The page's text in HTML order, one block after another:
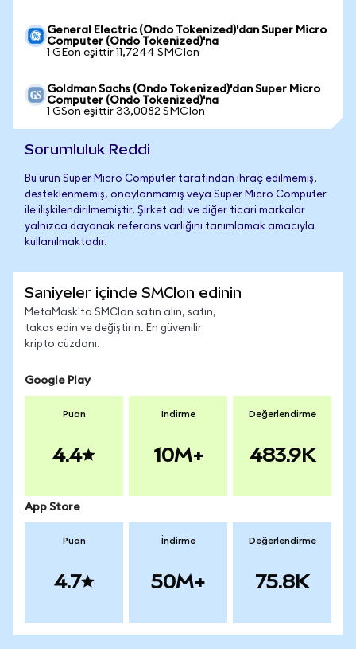
General Electric (Ondo Tokenized)'dan Super Micro
Computer (Ondo Tokenized)'na
1 GEon eşittir 11,7244 SMCIon
Goldman Sachs (Ondo Tokenized)'dan Super Micro
Computer (Ondo Tokenized)'na
1 GSon eşittir 33,0082 SMCIon
Sorumluluk Reddi
Bu ürün Super Micro Computer tarafından ihraç edilmemiş,
desteklenmemiş, onaylanmamış veya Super Micro Computer
ile ilişkilendirilmemiştir. Şirket adı ve diğer ticari markalar
yalnızca dayanak referans varlığını tanımlamak amacıyla
kullanılmaktadır.
Saniyeler içinde SMCIon edinin
MetaMask'ta SMCIon satın alın, satın,
takas edin ve değiştirin. En güvenilir
kripto cüzdanı.
Google Play
Puan
4.4
İndirme
10M+
Değerlendirme
483.9K
App Store
Puan
4.7
İndirme
50M+
Değerlendirme
75.8K